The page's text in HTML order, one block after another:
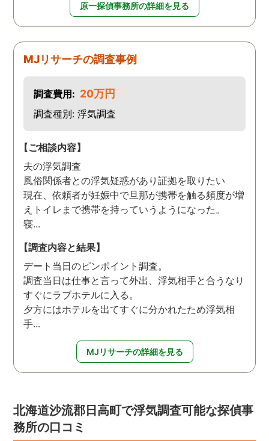
原一探偵事務所の詳細を見る
MJリサーチの調査事例
調査費用: 20万円
調査種別: 浮気調査
【ご相談内容】
夫の浮気調査
風俗関係者との浮気疑惑があり証拠を取りたい
現在、依頼者が妊娠中で旦那が携帯を触る頻度が増
えトイレまで携帯を持っていうようになった。
寝...
【調査内容と結果】
デート当日のピンポイント調査。
調査当日は仕事と言って外出、浮気相手と合うなり
すぐにラブホテルに入る。
夕方にはホテルを出てすぐに分かれたため浮気相
手...
MJリサーチの詳細を見る
北海道沙流郡日高町で浮気調査可能な探偵事
務所の口コミ